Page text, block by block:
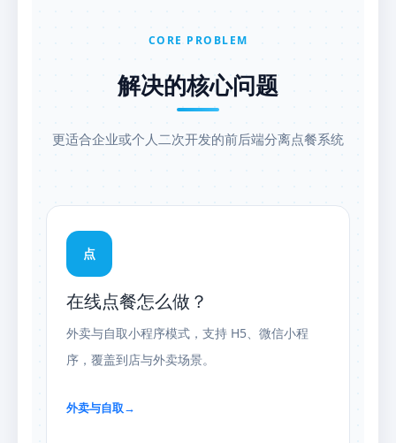
CORE PROBLEM
解决的核心问题
更适合企业或个人二次开发的前后端分离点餐系统
点
在线点餐怎么做？
外卖与自取小程序模式，支持 H5、微信小程
序，覆盖到店与外卖场景。
外卖与自取→